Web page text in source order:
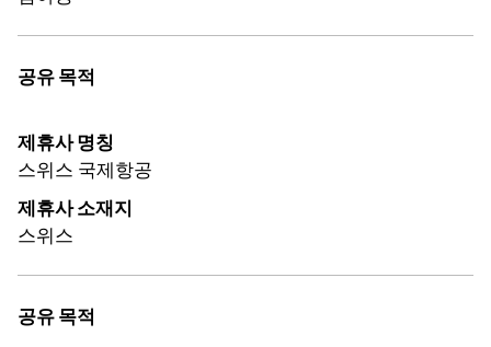
공유 목적
제휴사 명칭
스위스 국제항공
제휴사 소재지
스위스
공유 목적